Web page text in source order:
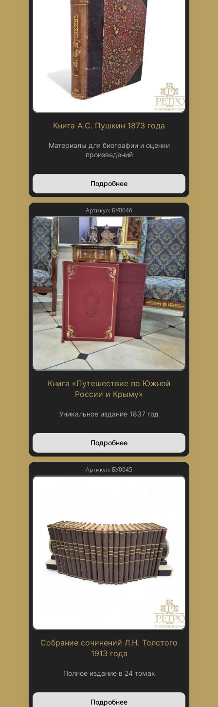
Книга А.С. Пушкин 1873 года
Материалы для биографии и оценки
произведений
Подробнее
Артикул: БУ0046
Книга «Путешествие по Южной
России и Крыму»
Уникальное издание 1837 год
Подробнее
Артикул: БУ0045
Собрание сочинений Л.Н. Толстого
1913 года
Полное издание в 24 томах
Подробнее